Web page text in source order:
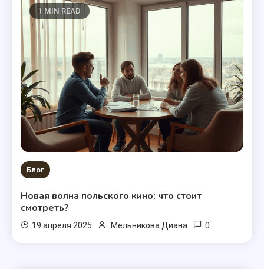
1 MIN READ
Блог
Новая волна польского кино: что стоит
смотреть?
19 апреля 2025 Мельникова Диана 0